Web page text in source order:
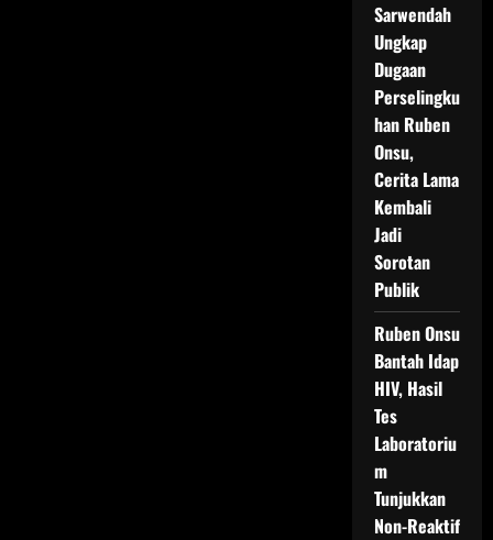
Sarwendah
Ungkap
Dugaan
Perselingku
han Ruben
Onsu,
Cerita Lama
Kembali
Jadi
Sorotan
Publik
Ruben Onsu
Bantah Idap
HIV, Hasil
Tes
Laboratoriu
m
Tunjukkan
Non-Reaktif